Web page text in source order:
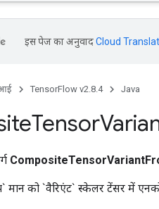
इस पेज का अनुवादCloud
TensorFlow v2.8.4 Java
Tensor
मान को `वैरिएंट` स्केलर टेंसर में